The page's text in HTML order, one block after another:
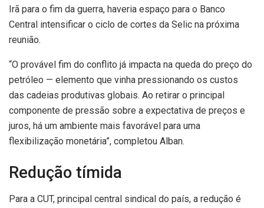
Irã para o fim da guerra, haveria espaço para o Banco
Central intensificar o ciclo de cortes da Selic na próxima
reunião.
“O provável fim do conflito já impacta na queda do preço do
petróleo — elemento que vinha pressionando os custos
das cadeias produtivas globais. Ao retirar o principal
componente de pressão sobre a expectativa de preços e
juros, há um ambiente mais favorável para uma
flexibilização monetária”, completou Alban.
Redução tímida
Para a CUT, principal central sindical do país, a redução é